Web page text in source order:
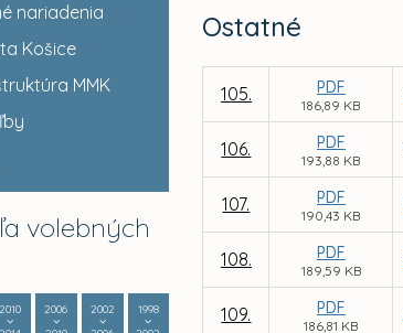
nariadenia
Košice
MMK
volebných
2010
2006
2002
1998
Ostatné
105. PDF
186,89 KB
106. PDF
193,88 KB
107. PDF
190,43 KB
108. PDF
189,59 KB
109. PDF
186,81 KB